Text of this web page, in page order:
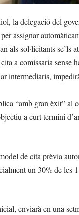
la delegació del
assignar
als sol·licitants se’ls
a comissaria sense
intermediaris,
“amb gran èxit” al
a curt termini
de cita prèvia
un 30% de les
enviarà en una